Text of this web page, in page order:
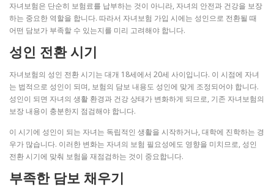
자녀보험은 단순히 보험료를 납부하는 것이 아니라, 자녀의 안전과 건강을 보장
하는 중요한 역할을 합니다. 따라서 자녀보험 가입 시에는 성인으로 전환될 때
어떤 담보가 부족할 수 있는지를 미리 고려해야 합니다.
성인 전환 시기
자녀보험의 성인 전환 시기는 대개 18세에서 20세 사이입니다. 이 시점에 자녀
는 법적으로 성인이 되며, 보험의 담보 내용도 성인에 맞게 조정되어야 합니다.
성인이 되면 자녀의 생활 환경과 건강 상태가 변화하게 되므로, 기존 자녀보험의
보장 내용이 충분한지 점검해야 합니다.
이 시기에 성인이 되는 자녀는 독립적인 생활을 시작하거나, 대학에 진학하는 경
우가 많습니다. 이러한 변화는 자녀의 보험 필요성에도 영향을 미치므로, 성인
전환 시기에 맞춰 보험을 재점검하는 것이 중요합니다.
부족한 담보 채우기